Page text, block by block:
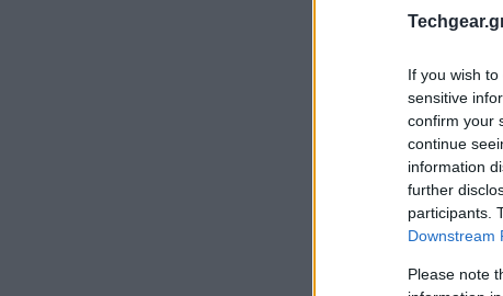
If you wish
sensitive
confirm your
continue
information
further
participants.
Downstream
Please note